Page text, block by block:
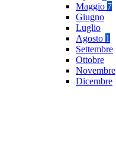
Maggio 7
Giugno
Luglio
Agosto 1
Settembre
Ottobre
Novembre
Dicembre